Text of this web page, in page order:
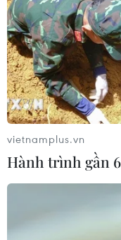
vietnamplus.vn
Hành trình gần